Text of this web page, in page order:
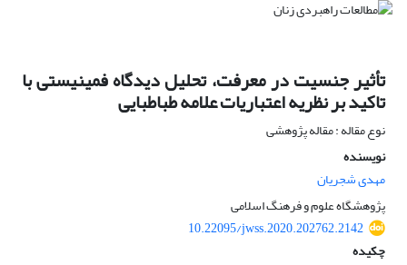
تأثیر جنسیت در معرفت، تحلیل دیدگاه فمینیستی با
تاکید بر نظریه اعتباریات علامه طباطبایی
نوع مقاله : مقاله پژوهشی
نویسنده
مهدی شجریان
پژوهشگاه علوم و فرهنگ اسلامی
10.22095/jwss.2020.202762.2142
چکیده